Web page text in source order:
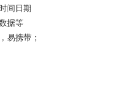
间日期
据等
易携带；